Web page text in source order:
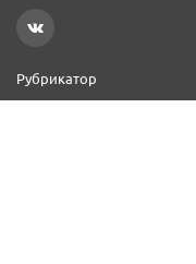
Рубрикатор